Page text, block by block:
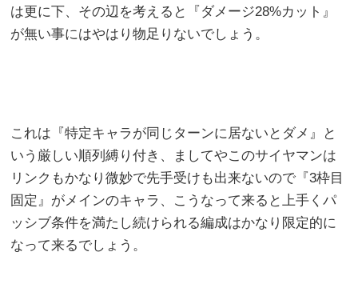
は更に下、その辺を考えると『ダメージ28%カット』
が無い事にはやはり物足りないでしょう。
これは『特定キャラが同じターンに居ないとダメ』と
いう厳しい順列縛り付き、ましてやこのサイヤマンは
リンクもかなり微妙で先手受けも出来ないので『3枠目
固定』がメインのキャラ、こうなって来ると上手くパ
ッシブ条件を満たし続けられる編成はかなり限定的に
なって来るでしょう。